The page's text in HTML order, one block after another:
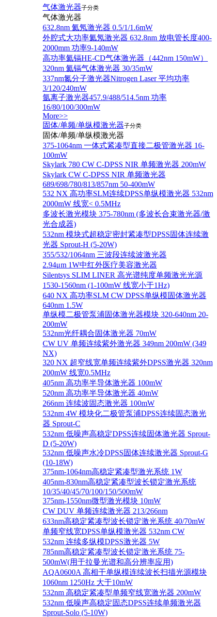
气体激光器子分类
气体激光器
632.8nm 氦氖激光器 0.5/1/1.6mW
外腔式大功率氦氖激光器 632.8nm 放电管长度400-
2000mm 功率9-140mW
高功率氦镉HE-CD气体激光器（442nm 150mW）
320nm 氦镉气体激光器 30/35mW
337nm氮分子激光器Nitrogen Laser 平均功率
3/120/240mW
氩离子激光器457.9/488/514.5nm 功率
16/80/100/300mW
More>>
固体/单频/单纵模激光器子分类
固体/单频/单纵模激光器
375-1064nm 一体式紧凑型直接二极管激光器 16-
100mW
Skylark 780 CW C-DPSS NIR 单频激光器 200mW
Skylark CW C-DPSS NIR 单频激光器
689/698/780/813/857nm 50-400mW
532 NX 高功率SLM连续DPSS单纵模激光器 532nm
2000mW 线宽< 0.5MHz
多波长激光模块 375-780nm (多波长合束激光器/激
光合成器)
532nm 模块式超稳定密封紧凑型DPSS固体连续激
光器 Sprout-H (5-20W)
355/532/1064nm 三波段连续波激光器
2.94μm 1W中红外医疗美容激光器
Silentsys SLIM LINER 高光谱纯度单频激光光源
1530-1560nm (1-100mW 线宽小于1Hz)
640 NX 高功率SLM CW DPSS单纵模固体激光器
640nm 1.5W
单纵模二极管泵浦固体激光器模块 320-640nm 20-
200mW
532nm光纤耦合固体激光器 70mW
CW UV 单频连续紫外激光器 349nm 200mW (349
NX)
320 NX 超窄线宽单频连续紫外DPSS激光器 320nm
200mW 线宽0.5MHz
405nm 高功率半导体激光器 100mW
520nm 高功率半导体激光器 40mW
266nm 连续波固态激光器 100mW
532nm 4W 模块化二极管泵浦DPSS连续固态激光
器 Sprout-C
532nm 低噪声高稳定DPSS连续固体激光器 Sprout-
D (5-20W)
532nm 低噪声水冷DPSS固体连续激光器 Sprout-G
(10-18W)
375nm-1064nm高稳定紧凑型激光系统 1W
405nm-830nm高稳定紧凑型波长锁定激光系统
10/35/40/45/70/100/150/500mW
375nm-1550nm微型激光模块 10mW
CW DUV 单频连续激光器 213/266nm
633nm高稳定紧凑型波长锁定激光系统 40/70mW
单频窄线宽DPSS单纵模激光器 532nm CW
532nm 连续多纵模DPSS激光器 5W
785nm高稳定紧凑型波长锁定激光系统 75-
500mW(用于拉曼光谱和高分辨率应用)
AQA0600A 高相干单纵模连续波长扫描光源模块
1060nm 1250Hz 大于10mW
532nm 高稳定紧凑型单频窄线宽激光器 200mW
532nm 低噪声高稳定固态DPSS连续单频激光器
Sprout‐Solo (5-10W)